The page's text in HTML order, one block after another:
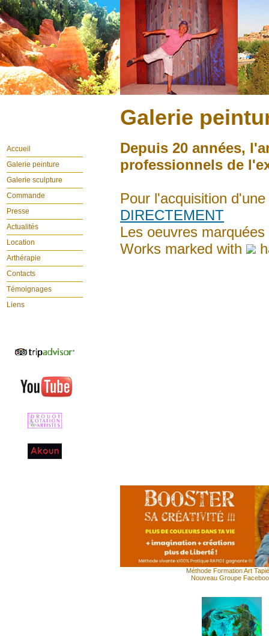
Accueil
Galerie peinture
Galerie sculpture
Commande
Presse
Actualités
Location
Arthérapie
Contacts
Témoignages
Liens
Galerie
Depuis 20 années,
professionnels de
Pour l'acquisition
DIRECTEMENT
Les oeuvres
Works marked with
Méthode Formation Art
Nouveau Groupe